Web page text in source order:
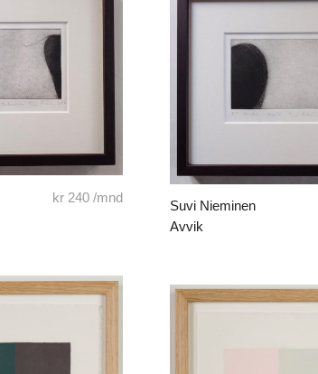
kr240/mnd
Suvi Nieminen
Avvik